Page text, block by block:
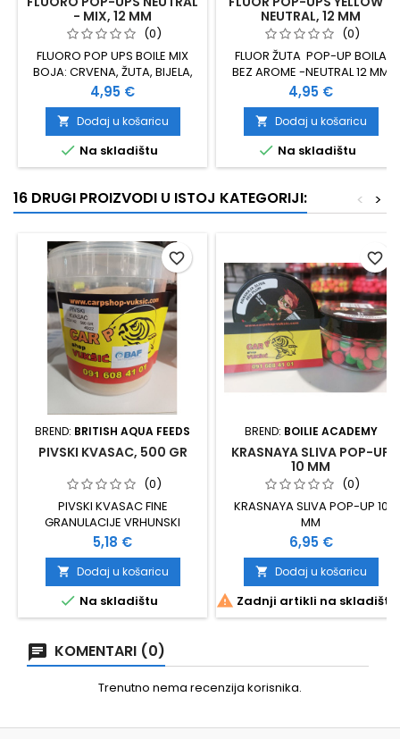
- MIX, 12 MM
(0)
FLUORO POP UPS BOILE MIX
BOJA: CRVENA, ŽUTA, BIJELA,
NARANČASTA, PLAVA BEZ
AROME - NEUTRAL 12 MM
Cijena
4,95 €
 Dodaj u košaricu
 Na skladištu
NEUTRAL, 12 MM
(0)
FLUOR ŽUTA POP-UP BOILA
BEZ AROME -NEUTRAL 12 MM
Cijena
4,95 €
 Dodaj u košaricu
 Na skladištu
16 DRUGI PROIZVODI U ISTOJ KATEGORIJI: >
<
BREND: BRITISH AQUA FEEDS
PIVSKI KVASAC, 500 GR
(0)
PIVSKI KVASAC FINE
GRANULACIJE VRHUNSKI
DODATAK PRI IZRADI BOILE
PAKIRANJE: 500 GRAMA
Cijena
5,18 €
 Dodaj u košaricu
 Na skladištu
favorite_border
BREND: BOILIE ACADEMY
KRASNAYA SLIVA POP-UP
10 MM
(0)
KRASNAYA SLIVA POP-UP 10
MM
Cijena
6,95 €
 Dodaj u košaricu
 Zadnji artikli na skladištu
favorite_border
KOMENTARI (0)
Trenutno nema recenzija korisnika.